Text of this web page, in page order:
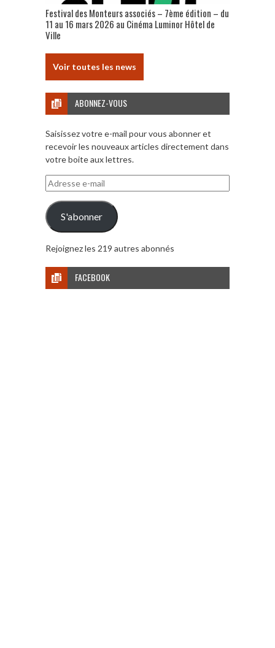
Festival des Monteurs associés – 7ème édition – du
11 au 16 mars 2026 au Cinéma Luminor Hôtel de
Ville
Voir toutes les news
ABONNEZ-VOUS
Saisissez votre e-mail pour vous abonner et
recevoir les nouveaux articles directement dans
votre boite aux lettres.
Adresse
e-
mail
S'abonner
Rejoignez les 219 autres abonnés
FACEBOOK